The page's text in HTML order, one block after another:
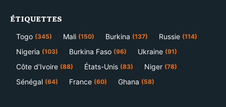
ÉTIQUETTES
Togo (345) Mali (150) Burkina (137) Russie (114)
Nigeria (103) Burkina Faso (96) Ukraine (91)
Côte d’Ivoire (88) États-Unis (83) Niger (78)
Sénégal (64) France (60) Ghana (58)